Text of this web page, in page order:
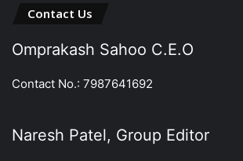
Contact Us
Omprakash Sahoo C.E.O
Contact No.: 7987641692
Naresh Patel, Group Editor